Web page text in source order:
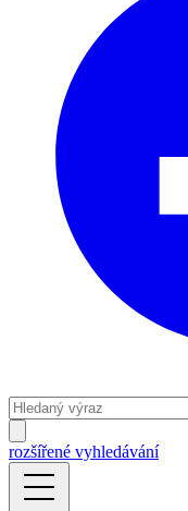
rozšířené vyhledávání